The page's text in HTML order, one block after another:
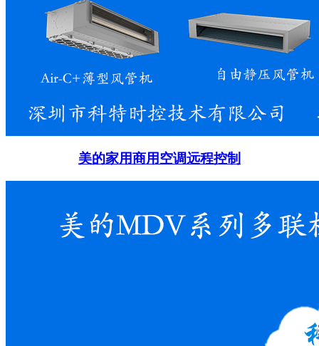
美的家用商用空调远程控制